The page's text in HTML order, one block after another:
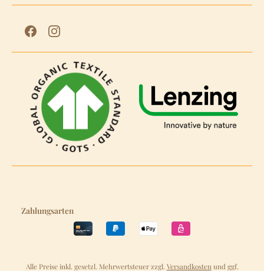
Zahlungsarten
Alle Preise inkl. gesetzl. Mehrwertsteuer zzgl. Versandkosten und ggf.